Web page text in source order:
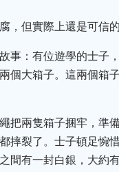
，但實際上還是可信的
事：有位遊學的士子
個大箱子。這兩個箱
把兩隻箱子捆牢，準
摔裂了。士子頓足惋
間有一封白銀，大約